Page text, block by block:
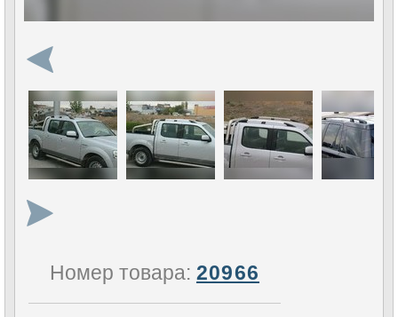
Номер товара: 20966